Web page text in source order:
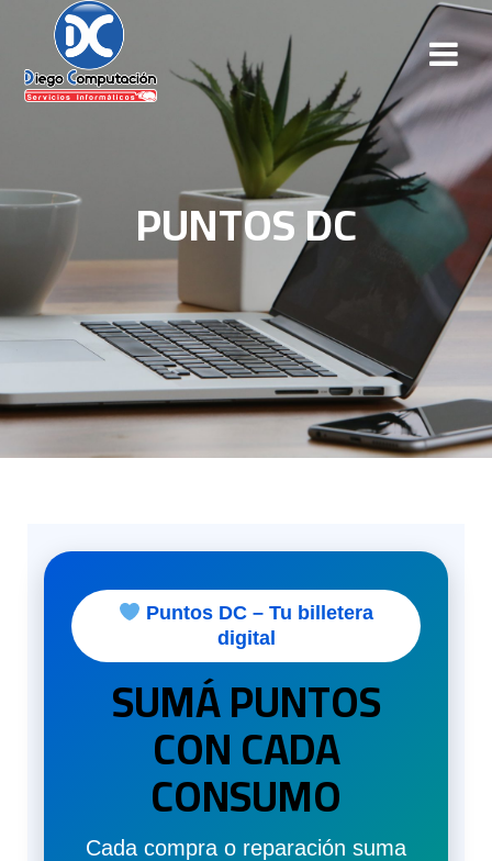
PUNTOS DC
Puntos DC – Tu billetera
digital
SUMÁ PUNTOS
CON CADA
CONSUMO
Cada compra o reparación suma